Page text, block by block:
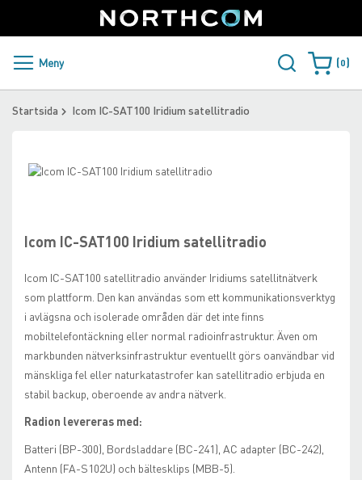
to
Content
Sweden
PRODUKTER OCH LÖSNINGAR
ÅTERFÖRSÄLJARE
Meny Varukorgen
0
Startsida Icom IC-SAT100 Iridium satellitradio
Icom IC-SAT100 Iridium satellitradio
Icom IC-SAT100 satellitradio använder Iridiums satellitnätverk
som plattform. Den kan användas som ett kommunikationsverktyg
i avlägsna och isolerade områden där det inte finns
mobiltelefontäckning eller normal radioinfrastruktur. Även om
markbunden nätverksinfrastruktur eventuellt görs oanvändbar vid
mänskliga fel eller naturkatastrofer kan satellitradio erbjuda en
stabil backup, oberoende av andra nätverk.
Radion levereras med:
Batteri (BP-300), Bordsladdare (BC-241), AC adapter (BC-242),
Antenn (FA-S102U) och bältesklips (MBB-5).
Skip
the
gallery
beginning
of
images
gallery